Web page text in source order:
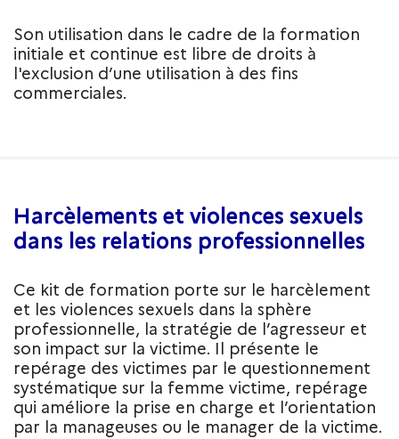
Son utilisation dans le cadre de la formation
initiale et continue est libre de droits à
l'exclusion d’une utilisation à des fins
commerciales.
Harcèlements et violences sexuels
dans les relations professionnelles
Ce kit de formation porte sur le harcèlement
et les violences sexuels dans la sphère
professionnelle, la stratégie de l’agresseur et
son impact sur la victime. Il présente le
repérage des victimes par le questionnement
systématique sur la femme victime, repérage
qui améliore la prise en charge et l’orientation
par la manageuses ou le manager de la victime.